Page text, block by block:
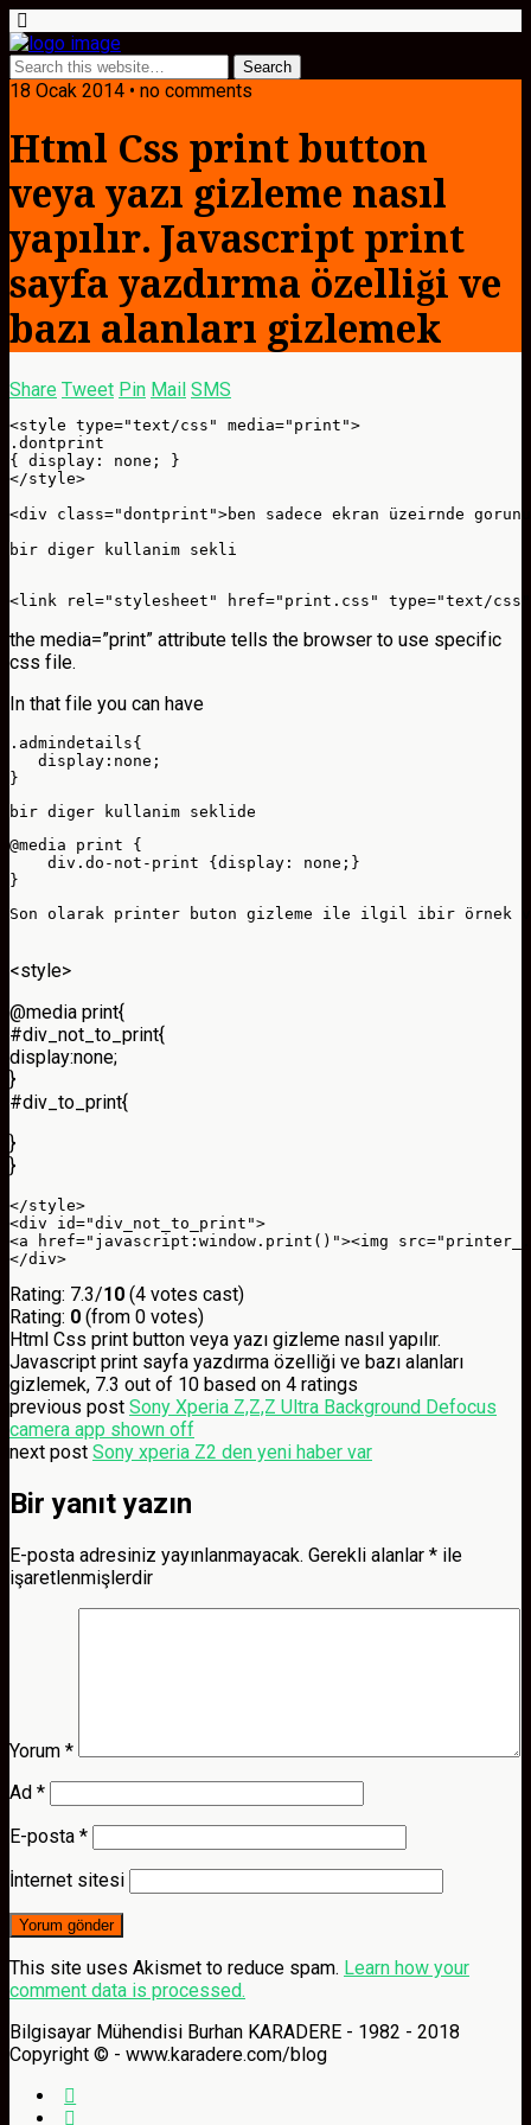
18 Ocak 2014 • no comments
Html Css print button
veya yazı gizleme nasıl
yapılır. Javascript print
sayfa yazdırma özelliği ve
bazı alanları gizlemek
Share Tweet Pin Mail SMS
<style type="text/css" media="print">
.dontprint
{ display: none; }
</style>
<div class="dontprint">ben sadece ekran üzeirnde
bir diger kullanim sekli
<link rel="stylesheet" href="print.css" type="text/
the media=”print” attribute tells the browser to use specific
css file.
In that file you can have
.admindetails{
   display:none;
}
bir diger kullanim seklide
@media print {
    div.do-not-print {display: none;}
}
Son olarak printer buton gizleme ile ilgil ibir örnek
<style>
@media print{
#div_not_to_print{
display:none;
}
#div_to_print{
}
}
</style>
<div id="div_not_to_print">
<a href="javascript:window.print()"><img
</div>
Rating: 7.3/10 (4 votes cast)
Rating: 0 (from 0 votes)
Html Css print button veya yazı gizleme nasıl yapılır.
Javascript print sayfa yazdırma özelliği ve bazı alanları
gizlemek, 7.3 out of 10 based on 4 ratings
previous post Sony Xperia Z,Z,Z Ultra Background Defocus
camera app shown off
next post Sony xperia Z2 den yeni haber var
Bir yanıt yazın
E-posta adresiniz yayınlanmayacak. Gerekli alanlar * ile
işaretlenmişlerdir
Yorum *
Ad *
E-posta *
İnternet sitesi
This site uses Akismet to reduce spam. Learn how your
comment data is processed.
Bilgisayar Mühendisi Burhan KARADERE - 1982 - 2018
Copyright © - www.karadere.com/blog